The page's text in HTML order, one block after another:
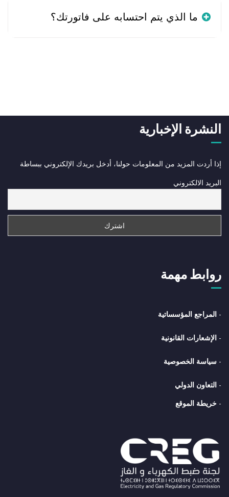
ما الذي يتم احتسابه على فاتورتك؟
روابط مهمة
- المراجع المؤسساتية
- الإشعارات القانونية
- سياسة الخصوصية
- التعاون الدولي
- خريطة الموقع
النشرة الإخبارية
إذا أردت المزيد من المعلومات حولنا، أدخل بريدك الإلكتروني ببساطة
البريد الالكتروني